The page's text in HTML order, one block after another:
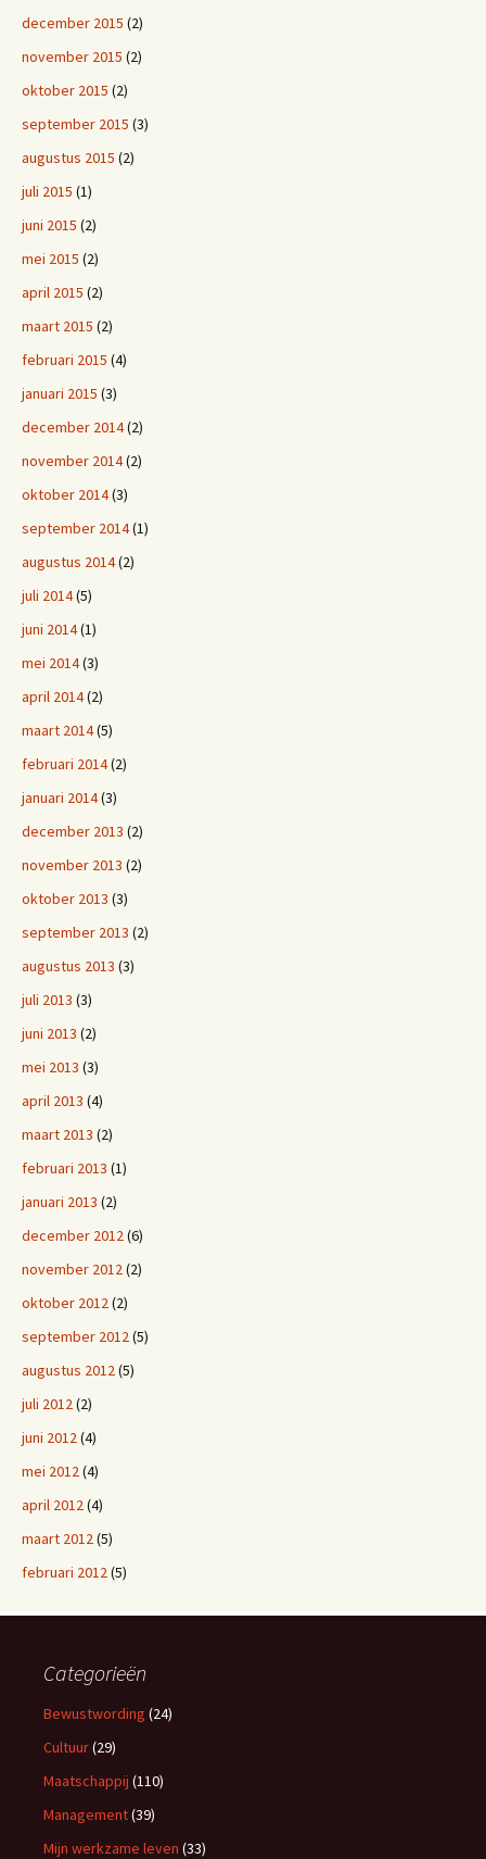
december 2015 (2)
november 2015 (2)
oktober 2015 (2)
september 2015 (3)
augustus 2015 (2)
juli 2015 (1)
juni 2015 (2)
mei 2015 (2)
april 2015 (2)
maart 2015 (2)
februari 2015 (4)
januari 2015 (3)
december 2014(2)
november 2014(2)
oktober 2014(3)
september 2014(1)
augustus 2014(2)
juli 2014(5)
juni 2014(1)
mei 2014(3)
april 2014(2)
maart 2014(5)
februari 2014(2)
januari 2014(3)
december 2013 (2)
november 2013 (2)
oktober 2013 (3)
september 2013 (2)
augustus 2013 (3)
juli 2013 (3)
juni 2013 (2)
mei 2013 (3)
april 2013 (4)
maart 2013 (2)
februari 2013 (1)
januari 2013 (2)
december 2012(6)
november 2012(2)
oktober 2012(2)
september 2012(5)
augustus 2012(5)
juli 2012(2)
juni 2012(4)
mei 2012(4)
april 2012(4)
maart 2012(5)
februari 2012(5)
Categorieën
Bewustwording (24)
Cultuur(29)
Maatschappij (110)
Management(39)
Mijn werkzame leven (33)